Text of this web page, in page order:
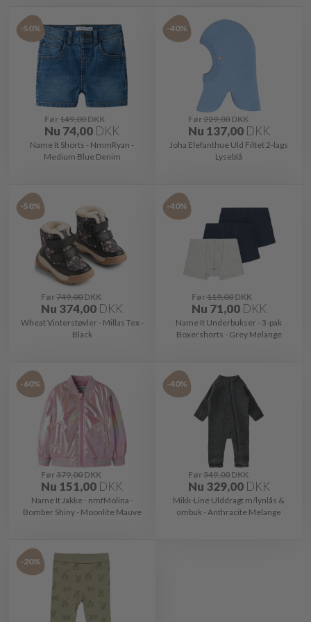
-50%
Før149,00DKK
Nu 74,00 DKK
Name It Shorts - NmmRyan -
Medium Blue Denim
-40%
Før229,00DKK
Nu 137,00 DKK
Joha Elefanthue Uld Filtet 2-lags
Lyseblå
-50%
Før749,00DKK
Nu 374,00 DKK
Wheat Vinterstøvler - Millas Tex -
Black
-40%
Før119,00DKK
Nu 71,00 DKK
Name It Underbukser - 3-pak
Boxershorts - Grey Melange
-60%
Før379,00DKK
Nu 151,00 DKK
Name It Jakke - nmfMolina -
Bomber Shiny - Moonlite Mauve
-40%
Før549,00DKK
Nu 329,00 DKK
Mikk-Line Ulddragt m/lynlås &
ombuk - Anthracite Melange
-20%